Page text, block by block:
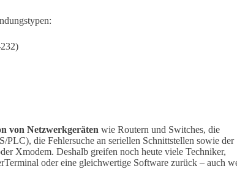
von Netzwerkgeräten wie Routern und Switches, die
die Fehlersuche an seriellen Schnittstellen sowie der
Xmodem. Deshalb greifen noch heute viele Techniker,
oder eine gleichwertige Software zurück – auch